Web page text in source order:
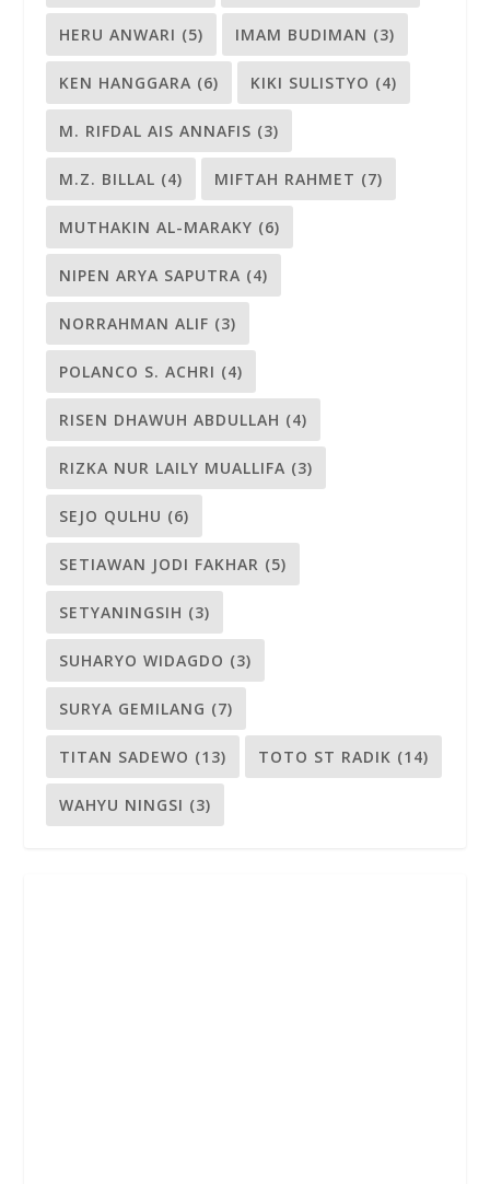
HERU ANWARI (5) IMAM BUDIMAN (3)
KEN HANGGARA (6) KIKI SULISTYO (4)
M. RIFDAL AIS ANNAFIS (3)
M.Z. BILLAL (4) MIFTAH RAHMET (7)
MUTHAKIN AL-MARAKY (6)
NIPEN ARYA SAPUTRA (4)
NORRAHMAN ALIF (3)
POLANCO S. ACHRI (4)
RISEN DHAWUH ABDULLAH (4)
RIZKA NUR LAILY MUALLIFA (3)
SEJO QULHU (6)
SETIAWAN JODI FAKHAR (5)
SETYANINGSIH (3)
SUHARYO WIDAGDO (3)
SURYA GEMILANG (7)
TITAN SADEWO (13) TOTO ST RADIK (14)
WAHYU NINGSI (3)